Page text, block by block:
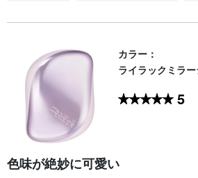
カラー：
ライラックミラ
5
色味が絶妙に可愛い